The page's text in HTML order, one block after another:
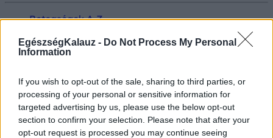
EgészségKalauz - Do Not Process My Personal
Information
If you wish to opt-out of the sale, sharing to third parties, or
processing of your personal or sensitive information for
targeted advertising by us, please use the below opt-out
section to confirm your selection. Please note that after your
opt-out request is processed you may continue seeing
Betegségek A-Z
Vizsgálat
Kezelés
Kutatás
Prevenció
Hírek
Videók
Kisállatok egészsége